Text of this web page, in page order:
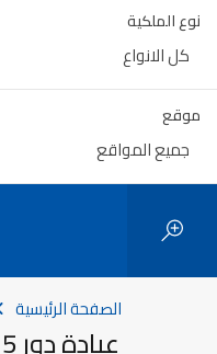
نوع الملكية
كل الانواع
موقع
جميع المواقع
الصفحة الرئيسية
عيادة دور 5 في Quan tower